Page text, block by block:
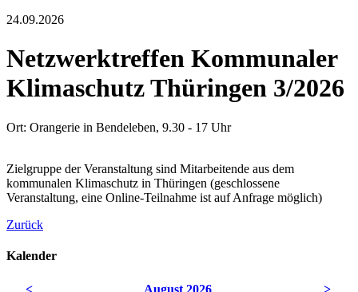
24.09.2026
Netzwerktreffen Kommunaler
Klimaschutz Thüringen 3/2026
Ort: Orangerie in Bendeleben, 9.30 - 17 Uhr
Zielgruppe der Veranstaltung sind Mitarbeitende aus dem
kommunalen Klimaschutz in Thüringen (geschlossene
Veranstaltung, eine Online-Teilnahme ist auf Anfrage möglich)
Zurück
Kalender